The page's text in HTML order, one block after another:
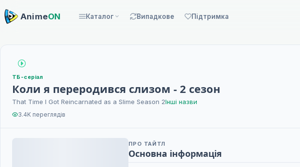
AnimeON Каталог Випадкове Підтримка
ТБ-серіал
Коли я переродився слизом - 2 сезон
That Time I Got Reincarnated as a Slime Season 2Інші назви
3.4K переглядів
ПРО ТАЙТЛ
Основна інформація